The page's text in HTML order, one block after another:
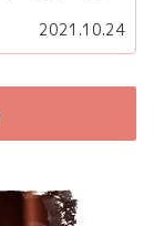
2021.10.24